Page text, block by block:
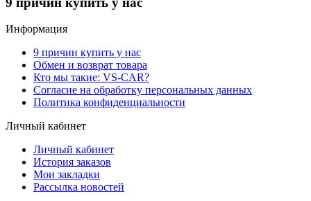
Информация
9 причин купить у нас
Обмен и возврат товара
Кто мы такие: VS-CAR?
Согласие на обработку персональных данных
Политика конфиденциальности
Личный кабинет
Личный кабинет
История заказов
Мои закладки
Рассылка новостей